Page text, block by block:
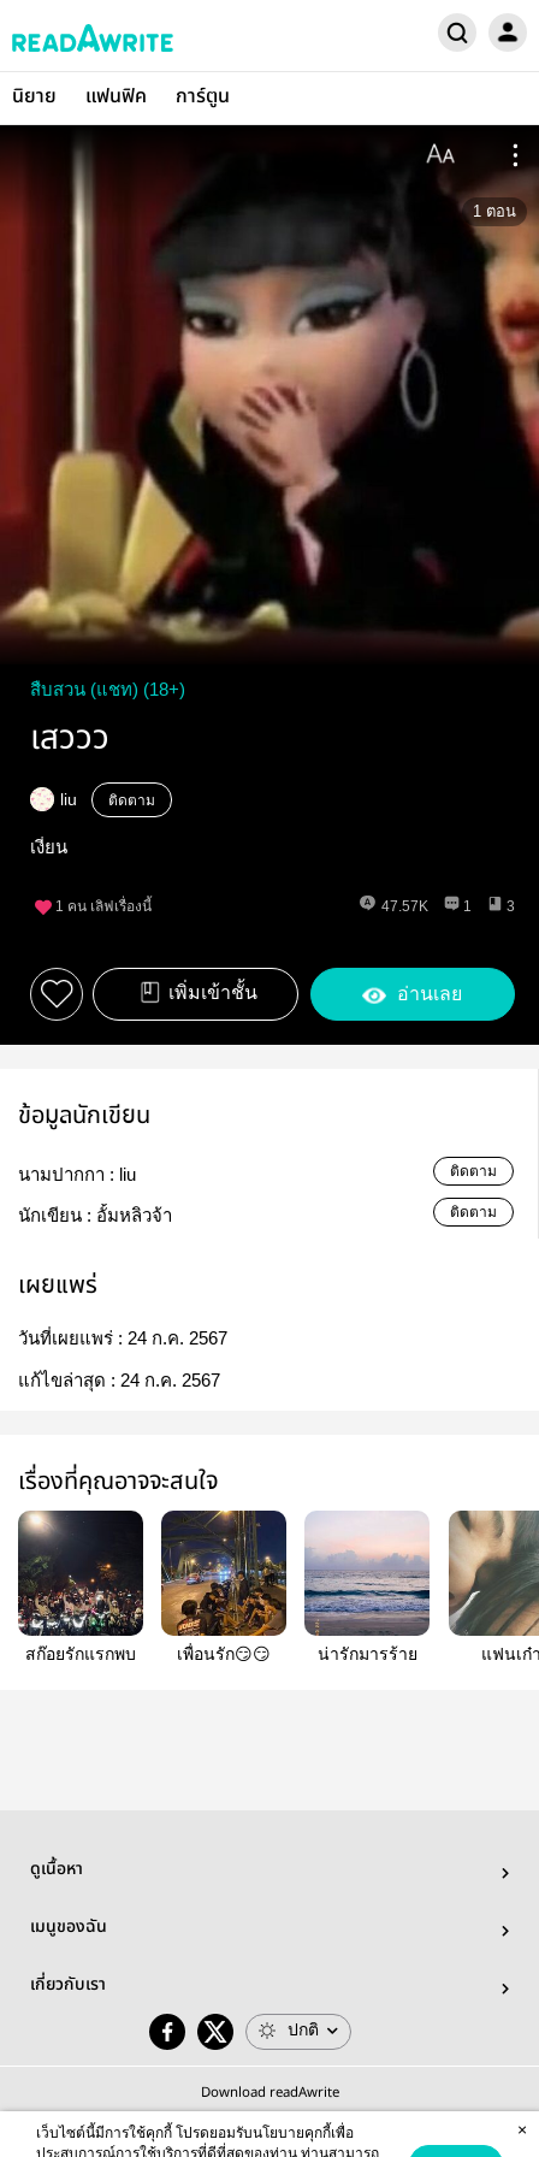
นิยาย แฟนฟิค การ์ตูน
1 ตอน
สืบสวน (แชท) (18+)
เสววว
liu ติดตาม
เงี่ยน
1 คน เลิฟเรื่องนี้ 47.57K 1 3
เพิ่มเข้าชั้น อ่านเลย
ข้อมูลนักเขียน
นามปากกา : liu ติดตาม
นักเขียน : อั้มหลิวจ้า ติดตาม
เผยแพร่
วันที่เผยแพร่ : 24 ก.ค. 2567
แก้ไขล่าสุด : 24 ก.ค. 2567
เรื่องที่คุณอาจจะสนใจ
สก๊อยรักแรกพบ เพื่อนรัก😏😏 น่ารักมารร้าย แฟนเก๋
ดูเนื้อหา
เมนูของฉัน
เกี่ยวกับเรา
ปกติ
Download readAwrite
เว็บไซต์นี้มีการใช้คุกกี้ โปรดยอมรับนโยบายคุกกี้เพื่อ
ประสบการณ์การใช้บริการที่ดีที่สุดของท่าน ท่านสามารถ
×